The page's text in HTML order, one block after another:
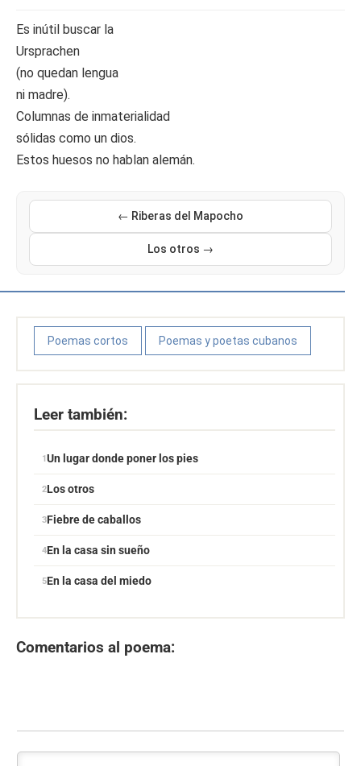
Es inútil buscar la
Ursprachen
(no quedan lengua
ni madre).
Columnas de inmaterialidad
sólidas como un dios.
Estos huesos no hablan alemán.
← Riberas del Mapocho
Los otros →
Poemas cortos Poemas y poetas cubanos
Leer también:
Un lugar donde poner los pies
Los otros
Fiebre de caballos
En la casa sin sueño
En la casa del miedo
Comentarios al poema: